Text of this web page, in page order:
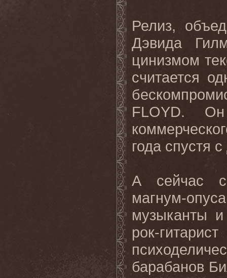
Релиз,
Дэвида
цинизмом
считается
FLOYD. Он
года спустя
А сейчас
магнум-
музыканты
рок-
барабанов